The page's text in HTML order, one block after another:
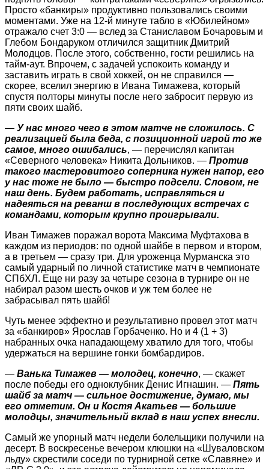
Просто «банкиры» продуктивно пользовались своими
моментами. Уже на 12‑й минуте табло в «Юбилейном»
отражало счет 3:0 — вслед за Станиславом Бочаровым и
Глебом Бондаруком отличился защитник Дмитрий
Молодцов. После этого, собственно, гости решились на
тайм-аут. Впрочем, с задачей успокоить команду и
заставить играть в свой хоккей, он не справился —
скорее, вселил энергию в Ивана Тимажева, который
спус­тя полторы минуты после него забросит первую из
пяти своих шайб.
— У нас много чего в этом матче не сложилось. С
реализацией была беда, с позиционной игрой то же
самое, много ошибались, — перечислял капитан
«Северного человека» Никита Дольников. — Против
такого мастеровитого соперника нужен напор, его
у нас тоже не было — быстро подсели. Словом, не
наш день. Будем работать, исправляться и
надеяться на реванш в последующих встречах с
командами, которым крупно проигрывали.
Иван Тимажев поражал ворота Максима Муфтахова в
каждом из периодов: по одной шайбе в первом и втором,
а в третьем — сразу три. Для уроженца Мурманска это
самый ударный по личной статис­тике матч в чемпионате
СПбХЛ. Еще ни разу за четыре сезона в турнире он не
набирал разом шесть очков и уж тем более не
забрасывал пять шайб!
Чуть менее эффектно и результативно провел этот матч
за «банкиров» Ярослав Горбаченко. Но и 4 (1 + 3)
набранных очка нападающему хватило для того, чтобы
удержаться на вершине гонки бомбардиров.
— Ванька Тимажев — молодец, конечно, — скажет
после победы его одноклубник Денис Игнашин. — Пять
шайб за матч — сильное достижение, думаю, мы
его отметим. Он и Костя Акатьев — большие
молодцы, значительный вклад в наш успех внесли.
Самый же упорный матч недели болельщики получили на
десерт. В воскресенье вечером клюшки на «Шуваловском
льду» скрестили соседи по турнирной сетке «Славяне» и